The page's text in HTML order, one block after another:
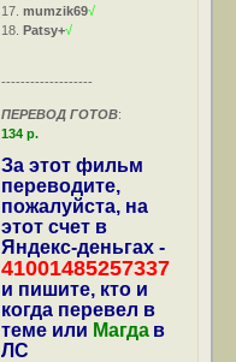
17.mumzik69√
18.Patsy+√
-------------------
ПЕРЕВОД ГОТОВ:
134 р.
За этот фильм
переводите,
пожалуйста, на
этот счет в
Яндекс-деньгах -
41001485257337
и пишите, кто и
когда перевел в
теме или Магда в
ЛС